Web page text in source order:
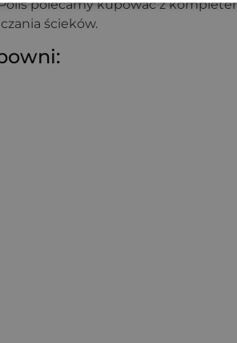
polecamy kupować z
ścieków.